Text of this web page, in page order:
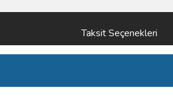
Taksit Seçenekleri